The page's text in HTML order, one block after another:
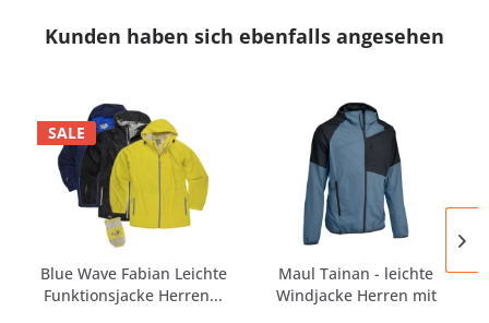
Kunden haben sich ebenfalls angesehen
SALE
Blue Wave Fabian Leichte
Funktionsjacke Herren...
Maul Tainan - leichte
Windjacke Herren mit